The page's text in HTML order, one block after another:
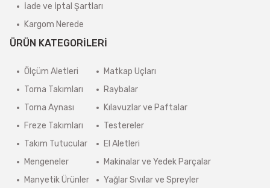
İade ve İptal Şartları
Kargom Nerede
ÜRÜN KATEGORİLERİ
Ölçüm Aletleri
Torna Takımları
Torna Aynası
Freze Takımları
Takım Tutucular
Mengeneler
Manyetik Ürünler
Matkap Uçları
Raybalar
Kılavuzlar ve Paftalar
Testereler
El Aletleri
Makinalar ve Yedek Parçalar
Yağlar Sıvılar ve Spreyler